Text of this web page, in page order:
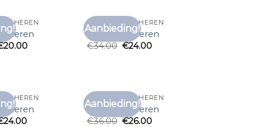
Toevoegen
HEREN
heren
20.00
Aanbieding!
Toevoegen
GRIJS T SHIRT HEREN
grijs t shirt heren
€34.00 €24.00
Toevoegen
HEREN
heren
24.00
Aanbieding!
Toevoegen
GRIJS T SHIRT HEREN
grijs t shirt heren
€36.00 €26.00